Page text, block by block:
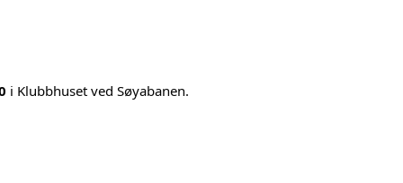
i Klubbhuset ved Søyabanen.